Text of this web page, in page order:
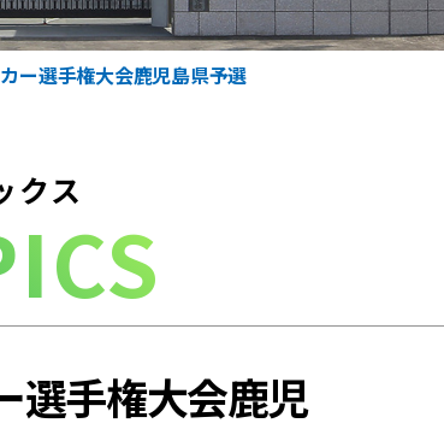
ー選手権大会鹿児島県予選
クス
選手権大会鹿児